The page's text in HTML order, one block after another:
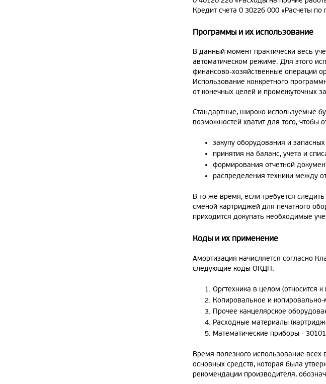
Кредит счета 0 30226 000 «Расчеты по
Программы и их использование
В данный момент практически весь
автоматическом режиме. Для этого
финансово-хозяйственные операции
Использование конкретного
от конечных целей и промежуточных
Стандартные, широко используемые
возможностей хватит для того, чтобы
закупу оборудования и запасных
принятия на баланс, учета и
формирования отчетной
распределения техники между
В то же время, если требуется
сменой картриджей для печатного
приходится докупать необходимые
Коды и их применение
Амортизация начисляется согласно
следующие коды ОКДП:
Оргтехника в целом (относится
Копировальное и
Прочее канцелярское
Расходные материалы
Математические приборы -
Время полезного использование
основных средств, которая была
рекомендации производителя,